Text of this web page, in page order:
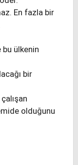
En fazla bir
ülkenin
bir
olduğunu